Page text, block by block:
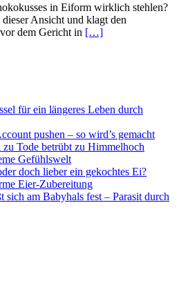
in Eiform wirklich stehlen?
Ansicht und klagt den
dem Gericht in […]
für ein längeres Leben durch
pushen – so wird’s gemacht
Tode betrübt zu Himmelhoch
Gefühlswelt
doch lieber ein gekochtes Ei?
Eier-Zubereitung
am Babyhals fest – Parasit durch